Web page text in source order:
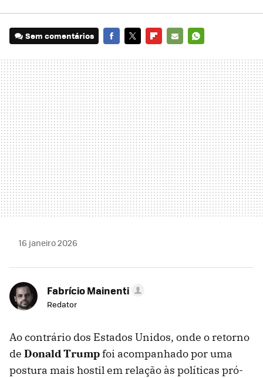
Sem comentários
MAIL
16 janeiro 2026
Fabrício Mainenti
Redator
Ao contrário dos Estados Unidos, onde o retorno
de Donald Trumpfoi acompanhado por uma
postura mais hostil em relação às políticas pró-